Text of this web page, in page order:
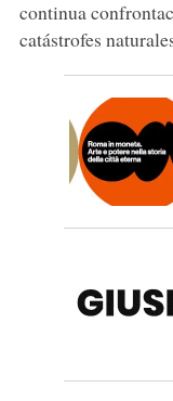
continua
catástrofes